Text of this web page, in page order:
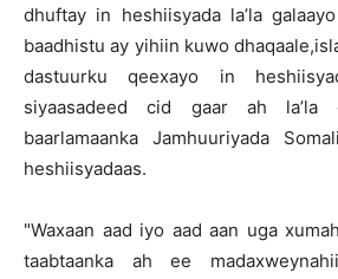
dhuftay in heshiisyada la’la
baadhistu ay yihiin kuwo
dastuurku qeexayo in
siyaasadeed cid gaar ah la’la
baarlamaanka Jamhuuriyada
heshiisyadaas.
"Waxaan aad iyo aad aan uga
taabtaanka ah ee